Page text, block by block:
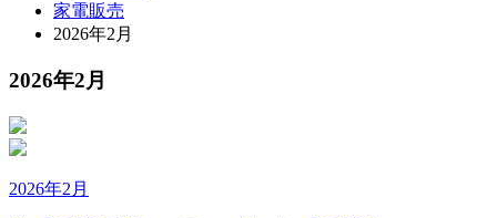
家電販売
2026年2月
2026年2月
2026年2月